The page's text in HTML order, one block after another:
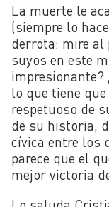
La muerte le
(siempre lo
derrota: mire al
suyos en este
impresionante?
lo que tiene
respetuoso de
de su historia,
cívica entre los
parece que el
mejor victoria